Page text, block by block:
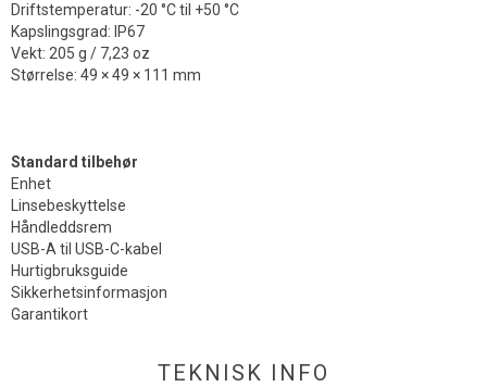
Driftstemperatur: -20 °C til +50 °C
Kapslingsgrad: IP67
Vekt: 205 g / 7,23 oz
Størrelse: 49 × 49 × 111 mm
Standard tilbehør
Enhet
Linsebeskyttelse
Håndleddsrem
USB-A til USB-C-kabel
Hurtigbruksguide
Sikkerhetsinformasjon
Garantikort
TEKNISK INFO